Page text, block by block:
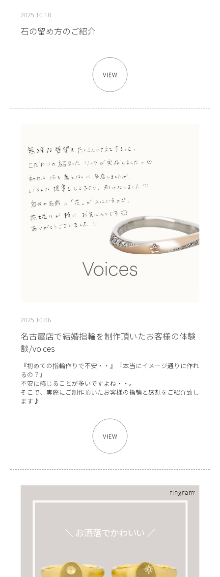
2025.10.18
石の留め方のご紹介
2025.10.06
名古屋店で結婚指輪を制作頂いたお客様の体験
談/voices
『初めての指輪作りで不安・・』『本当にイメージ通りに作れ
るの？』
不安に感じることが多いですよね・・。
そこで、実際にご制作頂いたお客様の指輪と感想をご紹介致し
ます♪